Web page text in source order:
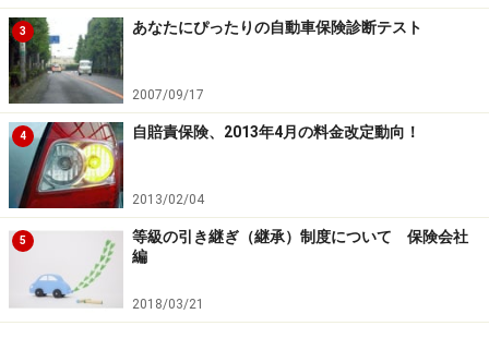
3 あなたにぴったりの自動車保険診断テスト
2007/09/17
4 自賠責保険、2013年4月の料金改定動向！
2013/02/04
5
等級の引き継ぎ（継承）制度について 保険会社
編
2018/03/21